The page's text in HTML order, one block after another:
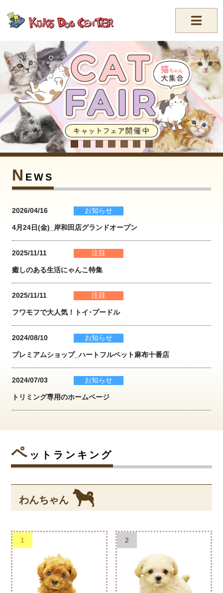
//-->
N EWS
2026/04/16 お知らせ
4月24日(金)_岸和田店グランドオープン
2025/11/11 注目
癒しのある生活にゃんこ特集
2025/11/11 注目
フワモフで大人気！トイ･プードル
2024/08/10 お知らせ
プレミアムショップ_ハートフルペット麻布十番店
2024/07/03 お知らせ
トリミング専用のホームページ
ペ ットランキング
わんちゃん
1 2